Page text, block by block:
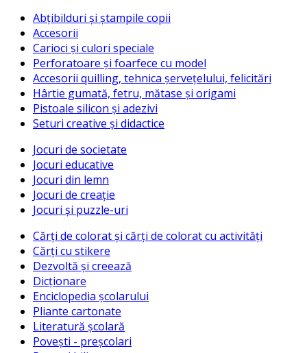
Abțibilduri și ștampile copii
Accesorii
Carioci și culori speciale
Perforatoare și foarfece cu model
Accesorii quilling, tehnica șervețelului, felicitări
Hârtie gumată, fetru, mătase și origami
Pistoale silicon și adezivi
Seturi creative și didactice
Jocuri de societate
Jocuri educative
Jocuri din lemn
Jocuri de creație
Jocuri și puzzle-uri
Cărți de colorat și cărți de colorat cu activități
Cărți cu stikere
Dezvoltă și creează
Dicționare
Enciclopedia școlarului
Pliante cartonate
Literatură școlară
Povești - preșcolari